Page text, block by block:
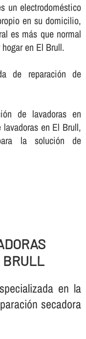
un electrodoméstico
en su domicilio,
es más que normal
en El Brull.
de reparación de
de lavadoras en
en El Brull,
la solución de
BRULL
en la
secadora